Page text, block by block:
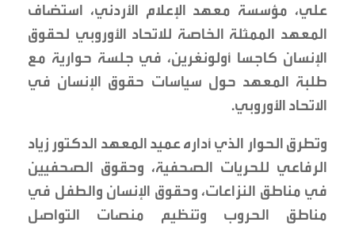
علي، مؤسسة معهد الإعلام الأردني، استضاف
المعهد الممثلة الخاصة للاتحاد الأوروبي لحقوق
الإنسان كاجسا أولونغرين، في جلسة حوارية مع
طلبة المعهد حول سياسات حقوق الإنسان في
الاتحاد الأوروبي.
وتطرق الحوار الذي أداره عميد المعهد الدكتور زياد
الرفاعي للحريات الصحفية، وحقوق الصحفيين
في مناطق النزاعات، وحقوق الإنسان والطفل في
مناطق الحروب وتنظيم منصات التواصل